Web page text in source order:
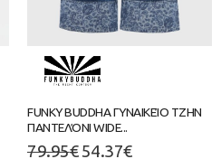
FUNKY BUDDHA ΓΥΝΑΙΚΕΊΟ ΤΖΗΝ
ΠΑΝΤΕΛΌΝΙ WIDE...
79.95€ 54.37€